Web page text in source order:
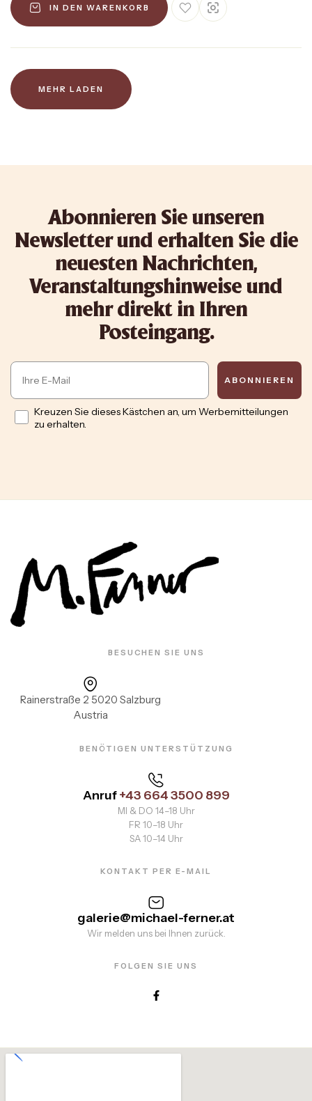
IN DEN WARENKORB
MEHR LADEN
Abonnieren Sie unseren
Newsletter und erhalten Sie die
neuesten Nachrichten,
Veranstaltungshinweise und
mehr direkt in Ihren
Posteingang.
Email
ABONNIEREN
Opt inKreuzen Sie dieses Kästchen an, um Werbemitteilungen
zu erhalten.
BESUCHEN SIE UNS
Rainerstraße 2 5020 Salzburg
Austria
BENÖTIGEN UNTERSTÜTZUNG
Anruf+43 664 3500 899
MI & DO 14–18 Uhr
FR 10–18 Uhr
SA 10–14 Uhr
KONTAKT PER E-MAIL
galerie@michael-ferner.at
Wir melden uns bei Ihnen zurück.
FOLGEN SIE UNS